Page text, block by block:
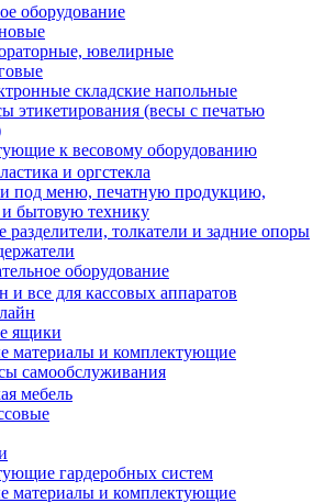
оборудование
ювелирные
складские напольные
этикетирования (весы с печатью
к весовому оборудованию
и оргстекла
под меню, печатную продукцию,
бытовую технику
толкатели и задние опоры
оборудование
и все для кассовых аппаратов
ящики
материалы и комплектующие
самообслуживания
мебель
гардеробных систем
материалы и комплектующие